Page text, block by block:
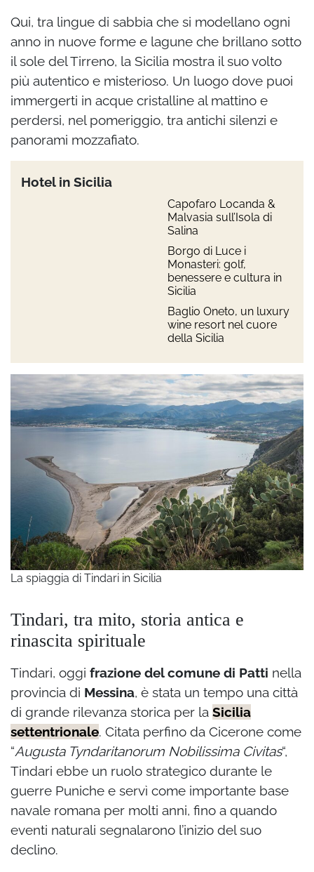
Qui, tra lingue di sabbia che si modellano ogni
anno in nuove forme e lagune che brillano sotto
il sole del Tirreno, la Sicilia mostra il suo volto
più autentico e misterioso. Un luogo dove puoi
immergerti in acque cristalline al mattino e
perdersi, nel pomeriggio, tra antichi silenzi e
panorami mozzafiato.
Hotel in Sicilia
Capofaro Locanda &
Malvasia sull’Isola di
Salina
Borgo di Luce i
Monasteri: golf,
benessere e cultura in
Sicilia
Baglio Oneto, un luxury
wine resort nel cuore
della Sicilia
La spiaggia di Tindari in Sicilia
Tindari, tra mito, storia antica e
rinascita spirituale
Tindari, oggi frazione del comune di Patti nella
provincia di Messina, è stata un tempo una città
di grande rilevanza storica per la Sicilia
settentrionale. Citata perfino da Cicerone come
“Augusta Tyndaritanorum Nobilissima Civitas“,
Tindari ebbe un ruolo strategico durante le
guerre Puniche e servì come importante base
navale romana per molti anni, fino a quando
eventi naturali segnalarono l’inizio del suo
declino.